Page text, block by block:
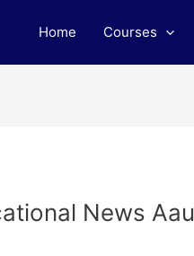
Home Courses
News Aau